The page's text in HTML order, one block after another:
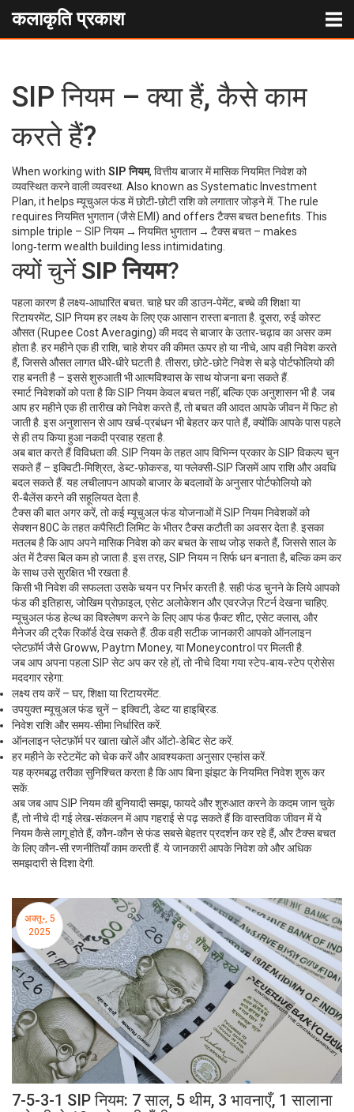
कलाकृति प्रकाश
SIP नियम – क्या हैं, कैसे काम
करते हैं?
When working with SIP नियम, वित्तीय बाजार में मासिक नियमित निवेश को
व्यवस्थित करने वाली व्यवस्था. Also known as Systematic Investment
Plan, it helps म्यूचुअल फंडमें छोटी‑छोटी राशि को लगातार जोड़ने में. The rule
requires नियमित भुगतान(जैसे EMI) and offers टैक्स बचत benefits. This
simple triple – SIP नियम → नियमित भुगतान → टैक्स बचत – makes
long‑term wealth building less intimidating.
क्यों चुनें SIP नियम?
पहला कारण है लक्ष्य‑आधारित बचत. चाहे घर की डाउन‑पेमेंट, बच्चे की शिक्षा या
रिटायरमेंट, SIP नियम हर लक्ष्य के लिए एक आसान रास्ता बनाता है. दूसरा, रुई कोस्ट
औसत (Rupee Cost Averaging) की मदद से बाजार के उतार‑चढ़ाव का असर कम
होता है. हर महीने एक ही राशि, चाहे शेयर की कीमत ऊपर हो या नीचे, आप वही निवेश करते
हैं, जिससे औसत लागत धीरे‑धीरे घटती है. तीसरा, छोटे‑छोटे निवेश से बड़े पोर्टफोलियो की
राह बनती है – इससे शुरुआती भी आत्मविश्वास के साथ योजना बना सकते हैं.
स्मार्ट निवेशकों को पता है कि SIP नियम केवल बचत नहीं, बल्कि एक अनुशासन भी है. जब
आप हर महीने एक ही तारीख को निवेश करते हैं, तो बचत की आदत आपके जीवन में फिट हो
जाती है. इस अनुशासन से आप खर्च‑प्रबंधन भी बेहतर कर पाते हैं, क्योंकि आपके पास पहले
से ही तय किया हुआ नकदी प्रवाह रहता है.
अब बात करते हैं विविधता की. SIP नियम के तहत आप विभिन्न प्रकार केSIP विकल्पचुन
सकते हैं – इक्विटी‑मिश्रित, डेब्ट‑फ़ोकस्ड, या फ्लेक्सी‑SIP जिसमें आप राशि और अवधि
बदल सकते हैं. यह लचीलापन आपको बाजार के बदलावों के अनुसार पोर्टफोलियो को
री‑बैलेंस करने की सहूलियत देता है.
टैक्स की बात अगर करें, तो कई म्यूचुअल फंड योजनाओं में SIP नियम निवेशकों को
सेक्शन 80C के तहत कपैसिटी लिमिट के भीतर टैक्स कटौती का अवसर देता है. इसका
मतलब है कि आप अपने मासिक निवेश को कर बचत के साथ जोड़ सकते हैं, जिससे साल के
अंत में टैक्स बिल कम हो जाता है. इस तरह, SIP नियम न सिर्फ धन बनाता है, बल्कि कम कर
के साथ उसे सुरक्षित भी रखता है.
किसी भी निवेश की सफलता उसके चयन पर निर्भर करती है. सही फंड चुनने के लिये आपको
फंड की इतिहास, जोखिम प्रोफ़ाइल, एसेट अलोकेशन और एवरजेज़ रिटर्न देखना चाहिए.
म्यूचुअल फंड हेल्थका विश्लेषण करने के लिए आप फंड फ़ैक्ट शीट, एसेट क्लास, और
मैनेजर की ट्रैक रिकॉर्ड देख सकते हैं. ठीक वही सटीक जानकारी आपको ऑनलाइन
प्लेटफ़ॉर्म जैसे Groww, Paytm Money, या Moneycontrol पर मिलती है.
जब आप अपना पहला SIP सेट अप कर रहे हों, तो नीचे दिया गया स्टेप‑बाय‑स्टेप प्रोसेस
मददगार रहेगा:
लक्ष्य तय करें – घर, शिक्षा या रिटायरमेंट.
उपयुक्त म्यूचुअल फंड चुनें – इक्विटी, डेब्ट या हाइब्रिड.
निवेश राशि और समय‑सीमा निर्धारित करें.
ऑनलाइन प्लेटफ़ॉर्म पर खाता खोलें और ऑटो‑डेबिट सेट करें.
हर महीने के स्टेटमेंट को चेक करें और आवश्यकता अनुसार एन्हांस करें.
यह क्रमबद्ध तरीका सुनिश्चित करता है कि आप बिना झंझट के नियमित निवेश शुरू कर
सकें.
अब जब आप SIP नियम की बुनियादी समझ, फायदे और शुरुआत करने के कदम जान चुके
हैं, तो नीचे दी गई लेख‑संकलन में आप गहराई से पढ़ सकते हैं कि वास्तविक जीवन में ये
नियम कैसे लागू होते हैं, कौन‑कौन से फंड सबसे बेहतर प्रदर्शन कर रहे हैं, और टैक्स बचत
के लिए कौन‑सी रणनीतियाँ काम करती हैं. ये जानकारी आपके निवेश को और अधिक
समझदारी से दिशा देगी.
अक्तू॰, 5
2025
7-5-3-1 SIP नियम: 7 साल, 5 थीम, 3 भावनाएँ, 1 सालाना